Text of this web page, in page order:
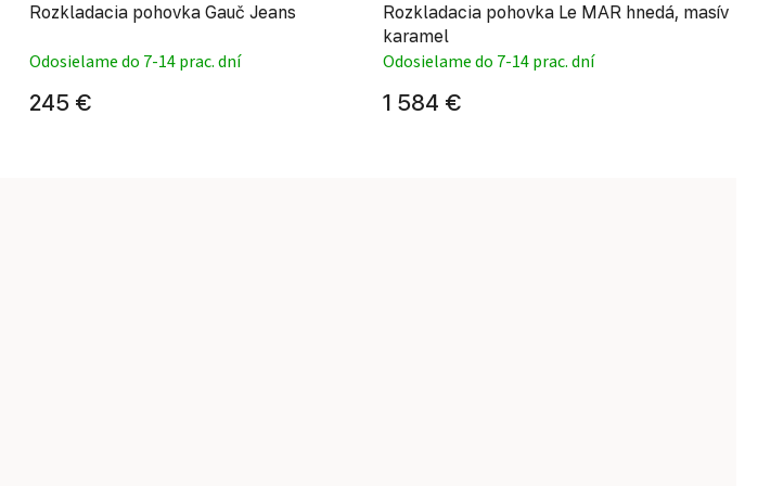
Rozkladacia pohovka Gauč Jeans
Odosielame do 7-14 prac. dní
245 €
Rozkladacia pohovka Le MAR hnedá, masív
karamel
Odosielame do 7-14 prac. dní
1 584 €